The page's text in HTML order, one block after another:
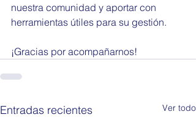
nuestra comunidad y aportar con
herramientas útiles para su gestión.
¡Gracias por acompañarnos!
Entradas recientes Ver todo